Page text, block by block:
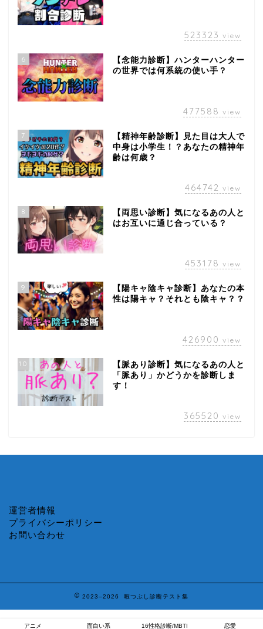
523323 view
6
【念能力診断】ハンターハンター
の世界では何系統の使い手？
477588 view
7
【精神年齢診断】見た目は大人で
中身は小学生！？あなたの精神年
齢は何歳？
464742 view
8
【両思い診断】気になるあの人と
はお互いに通じ合っている？
453178 view
9
【陽キャ陰キャ診断】あなたの本
性は陽キャ？それとも陰キャ？？
426900 view
10
【脈あり診断】気になるあの人と
「脈あり」かどうかを診断しま
す！
365520 view
運営者情報
プライバシーポリシー
お問い合わせ
2023–2026 暇つぶし診断テスト集
アニメ 面白い系 16性格診断/MBTI 恋愛